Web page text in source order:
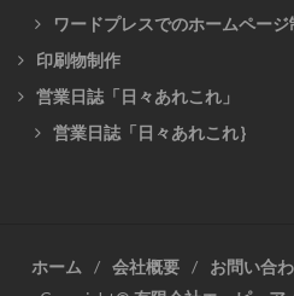
ワードプレスでのホームページ
印刷物制作
営業日誌「日々あれこれ」
営業日誌「日々あれこれ｝
ホーム 会社概要 お問い合